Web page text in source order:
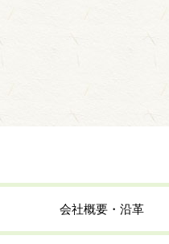
会社概要・沿革